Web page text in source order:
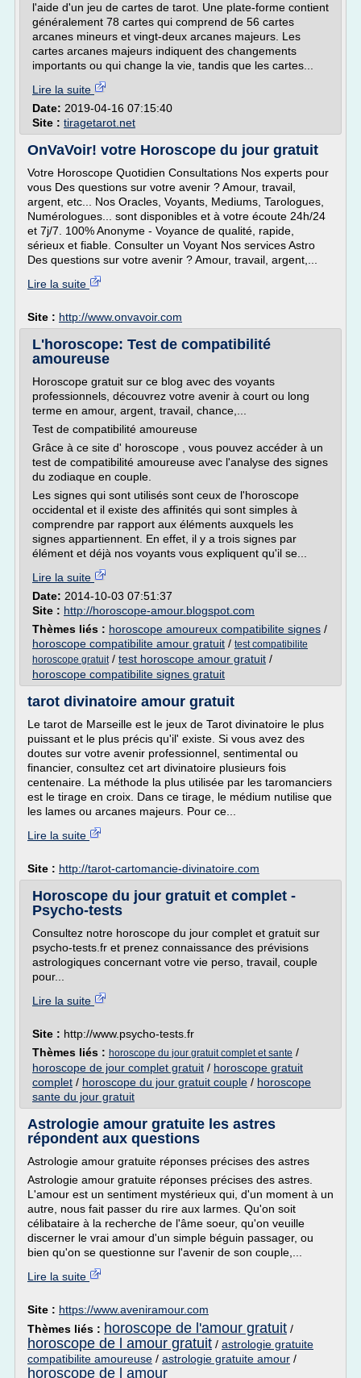
l'aide d'un jeu de cartes de tarot. Une plate-forme contient
généralement 78 cartes qui comprend de 56 cartes
arcanes mineurs et vingt-deux arcanes majeurs. Les
cartes arcanes majeurs indiquent des changements
importants ou qui change la vie, tandis que les cartes...
Lire la suite
Date: 2019-04-16 07:15:40
Site : tiragetarot.net
OnVaVoir! votre Horoscope du jour gratuit
Votre Horoscope Quotidien Consultations Nos experts pour
vous Des questions sur votre avenir ? Amour, travail,
argent, etc... Nos Oracles, Voyants, Mediums, Tarologues,
Numérologues... sont disponibles et à votre écoute 24h/24
et 7j/7. 100% Anonyme - Voyance de qualité, rapide,
sérieux et fiable. Consulter un Voyant Nos services Astro
Des questions sur votre avenir ? Amour, travail, argent,...
Lire la suite
Site : http://www.onvavoir.com
L'horoscope: Test de compatibilité
amoureuse
Horoscope gratuit sur ce blog avec des voyants
professionnels, découvrez votre avenir à court ou long
terme en amour, argent, travail, chance,...
Test de compatibilité amoureuse
Grâce à ce site d' horoscope , vous pouvez accéder à un
test de compatibilité amoureuse avec l'analyse des signes
du zodiaque en couple.
Les signes qui sont utilisés sont ceux de l'horoscope
occidental et il existe des affinités qui sont simples à
comprendre par rapport aux éléments auxquels les
signes appartiennent. En effet, il y a trois signes par
élément et déjà nos voyants vous expliquent qu'il se...
Lire la suite
Date: 2014-10-03 07:51:37
Site : http://horoscope-amour.blogspot.com
Thèmes liés : horoscope amoureux compatibilite signes /
horoscope compatibilite amour gratuit / test compatibilite
horoscope gratuit/ test horoscope amour gratuit /
horoscope compatibilite signes gratuit
tarot divinatoire amour gratuit
Le tarot de Marseille est le jeux de Tarot divinatoire le plus
puissant et le plus précis qu'il' existe. Si vous avez des
doutes sur votre avenir professionnel, sentimental ou
financier, consultez cet art divinatoire plusieurs fois
centenaire. La méthode la plus utilisée par les taromanciers
est le tirage en croix. Dans ce tirage, le médium nutilise que
les lames ou arcanes majeurs. Pour ce...
Lire la suite
Site : http://tarot-cartomancie-divinatoire.com
Horoscope du jour gratuit et complet -
Psycho-tests
Consultez notre horoscope du jour complet et gratuit sur
psycho-tests.fr et prenez connaissance des prévisions
astrologiques concernant votre vie perso, travail, couple
pour...
Lire la suite
Site : http://www.psycho-tests.fr
Thèmes liés : horoscope du jour gratuit complet et sante /
horoscope de jour complet gratuit / horoscope gratuit
complet / horoscope du jour gratuit couple / horoscope
sante du jour gratuit
Astrologie amour gratuite les astres
répondent aux questions
Astrologie amour gratuite réponses précises des astres
Astrologie amour gratuite réponses précises des astres.
L'amour est un sentiment mystérieux qui, d'un moment à un
autre, nous fait passer du rire aux larmes. Qu'on soit
célibataire à la recherche de l'âme soeur, qu'on veuille
discerner le vrai amour d'un simple béguin passager, ou
bien qu'on se questionne sur l'avenir de son couple,...
Lire la suite
Site : https://www.aveniramour.com
Thèmes liés : horoscope de l'amour gratuit /
horoscope de l amour gratuit / astrologie gratuite
compatibilite amoureuse / astrologie gratuite amour /
horoscope de l amour